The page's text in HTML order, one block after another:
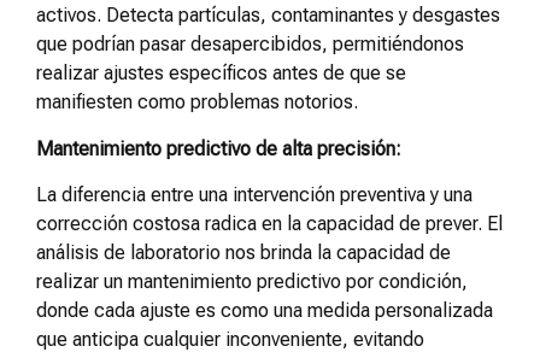
activos. Detecta partículas, contaminantes y desgastes
que podrían pasar desapercibidos, permitiéndonos
realizar ajustes específicos antes de que se
manifiesten como problemas notorios.
Mantenimiento predictivo de alta precisión:
La diferencia entre una intervención preventiva y una
corrección costosa radica en la capacidad de prever. El
análisis de laboratorio nos brinda la capacidad de
realizar un mantenimiento predictivo por condición,
donde cada ajuste es como una medida personalizada
que anticipa cualquier inconveniente, evitando